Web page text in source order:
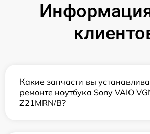
Какие запчасти вы
ремонте ноутбука Sony VAIO
Z21MRN/B?